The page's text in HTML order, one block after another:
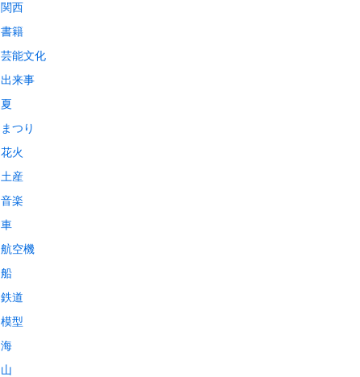
関西
書籍
芸能文化
出来事
夏
まつり
花火
土産
音楽
車
航空機
船
鉄道
模型
海
山